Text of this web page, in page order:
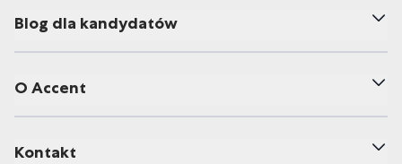
Blog dla kandydatów
O Accent
Kontakt